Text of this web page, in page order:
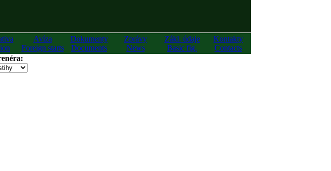
Avíza
Foreign starts
Dokumenty
Documents
Zprávy
News
Zákl. údaje
Basic fig.
Kontakty
Contacts